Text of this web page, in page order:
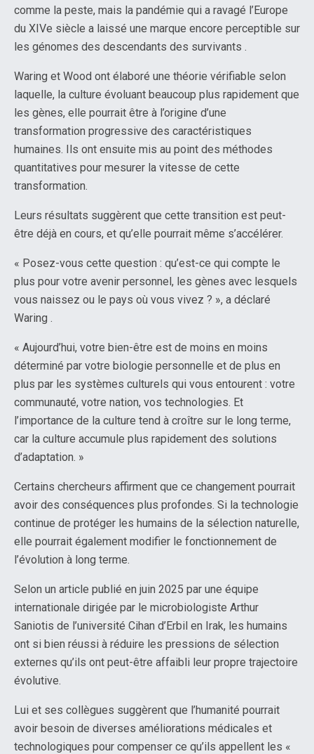
comme la peste, mais la pandémie qui a ravagé l’Europe
du XIVe siècle a laissé une marque encore perceptible sur
les génomes des descendants des survivants .
Waring et Wood ont élaboré une théorie vérifiable selon
laquelle, la culture évoluant beaucoup plus rapidement que
les gènes, elle pourrait être à l’origine d’une
transformation progressive des caractéristiques
humaines. Ils ont ensuite mis au point des méthodes
quantitatives pour mesurer la vitesse de cette
transformation.
Leurs résultats suggèrent que cette transition est peut-
être déjà en cours, et qu’elle pourrait même s’accélérer.
« Posez-vous cette question : qu’est-ce qui compte le
plus pour votre avenir personnel, les gènes avec lesquels
vous naissez ou le pays où vous vivez ? », a déclaré
Waring .
« Aujourd’hui, votre bien-être est de moins en moins
déterminé par votre biologie personnelle et de plus en
plus par les systèmes culturels qui vous entourent : votre
communauté, votre nation, vos technologies. Et
l’importance de la culture tend à croître sur le long terme,
car la culture accumule plus rapidement des solutions
d’adaptation. »
Certains chercheurs affirment que ce changement pourrait
avoir des conséquences plus profondes. Si la technologie
continue de protéger les humains de la sélection naturelle,
elle pourrait également modifier le fonctionnement de
l’évolution à long terme.
Selon un article publié en juin 2025 par une équipe
internationale dirigée par le microbiologiste Arthur
Saniotis de l’université Cihan d’Erbil en Irak, les humains
ont si bien réussi à réduire les pressions de sélection
externes qu’ils ont peut-être affaibli leur propre trajectoire
évolutive.
Lui et ses collègues suggèrent que l’humanité pourrait
avoir besoin de diverses améliorations médicales et
technologiques pour compenser ce qu’ils appellent les «